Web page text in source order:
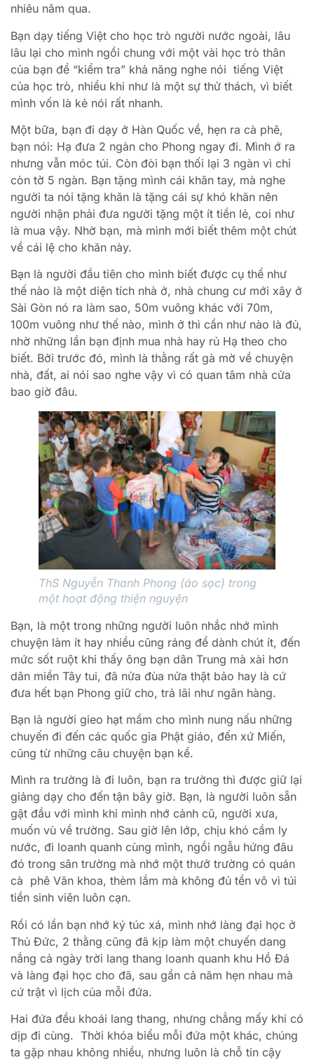
nhiêu năm qua.
Bạn dạy tiếng Việt cho học trò người nước ngoài, lâu
lâu lại cho mình ngồi chung với một vài học trò thân
của bạn để “kiểm tra” khả năng nghe nói tiếng Việt
của học trò, nhiều khi như là một sự thử thách, vì biết
mình vốn là kẻ nói rất nhanh.
Một bữa, bạn đi dạy ở Hàn Quốc về, hẹn ra cà phê,
bạn nói: Hạ đưa 2 ngàn cho Phong ngay đi. Mình ớ ra
nhưng vẫn móc túi. Còn đòi bạn thối lại 3 ngàn vì chỉ
còn tờ 5 ngàn. Bạn tặng mình cái khăn tay, mà nghe
người ta nói tặng khăn là tặng cái sự khó khăn nên
người nhận phải đưa người tặng một ít tiền lẻ, coi như
là mua vậy. Nhờ bạn, mà mình mới biết thêm một chút
về cái lệ cho khăn này.
Bạn là người đầu tiên cho mình biết được cụ thể như
thế nào là một diện tích nhà ở, nhà chung cư mới xây ở
Sài Gòn nó ra làm sao, 50m vuông khác với 70m,
100m vuông như thế nào, mình ở thì cần như nào là đủ,
nhờ những lần bạn định mua nhà hay rủ Hạ theo cho
biết. Bởi trước đó, mình là thằng rất gà mờ về chuyện
nhà, đất, ai nói sao nghe vậy vì có quan tâm nhà cửa
bao giờ đâu.
ThS Nguyễn Thanh Phong (áo sọc) trong
một hoạt động thiện nguyện
Bạn, là một trong những người luôn nhắc nhớ mình
chuyện làm ít hay nhiều cũng ráng để dành chút ít, đến
mức sốt ruột khi thấy ông bạn dân Trung mà xài hơn
dân miền Tây tui, đã nửa đùa nửa thật bảo hay là cứ
đưa hết bạn Phong giữ cho, trả lãi như ngân hàng.
Bạn là người gieo hạt mầm cho mình nung nấu những
chuyến đi đến các quốc gia Phật giáo, đến xứ Miến,
cũng từ những câu chuyện bạn kể.
Mình ra trường là đi luôn, bạn ra trường thì được giữ lại
giảng dạy cho đến tận bây giờ. Bạn, là người luôn sẵn
gật đầu với mình khi mình nhớ cảnh cũ, người xưa,
muốn vù về trường. Sau giờ lên lớp, chịu khó cầm ly
nước, đi loanh quanh cùng mình, ngồi ngẫu hứng đâu
đó trong sân trường mà nhớ một thưở trường có quán
cà phê Văn khoa, thèm lắm mà không đủ tền vô vì túi
tiền sinh viên luôn cạn.
Rồi có lần bạn nhớ ký túc xá, mình nhớ làng đại học ở
Thủ Đức, 2 thằng cũng đã kịp làm một chuyến dang
nắng cả ngày trời lang thang loanh quanh khu Hồ Đá
và làng đại học cho đã, sau gần cả năm hẹn nhau mà
cứ trật vì lịch của mỗi đứa.
Hai đứa đều khoái lang thang, nhưng chẳng mấy khi có
dịp đi cùng. Thời khóa biểu mỗi đứa một khác, chúng
ta gặp nhau không nhiều, nhưng luôn là chỗ tin cậy